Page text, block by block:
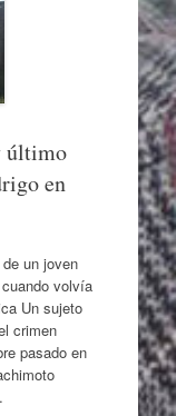
último
en
un joven
volvía
Un sujeto
crimen
pasado en